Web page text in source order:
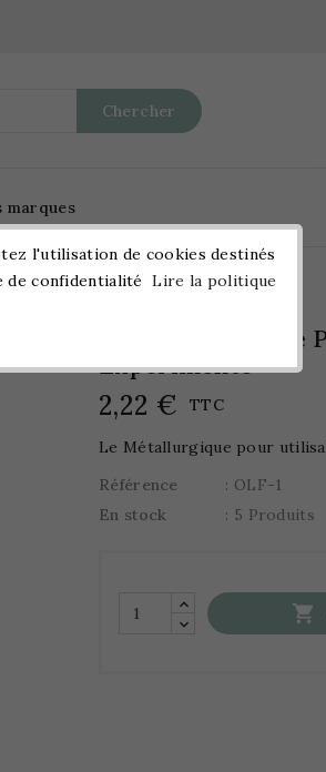
Chercher
marques
Le Métallurgique
Expérimenté
2,22 € TTC
Le Métallurgique pour
Référence
: OLF-1
En stock
: 5 Produits

l'utilisation de cookies destinés
de confidentialitéLire la politique